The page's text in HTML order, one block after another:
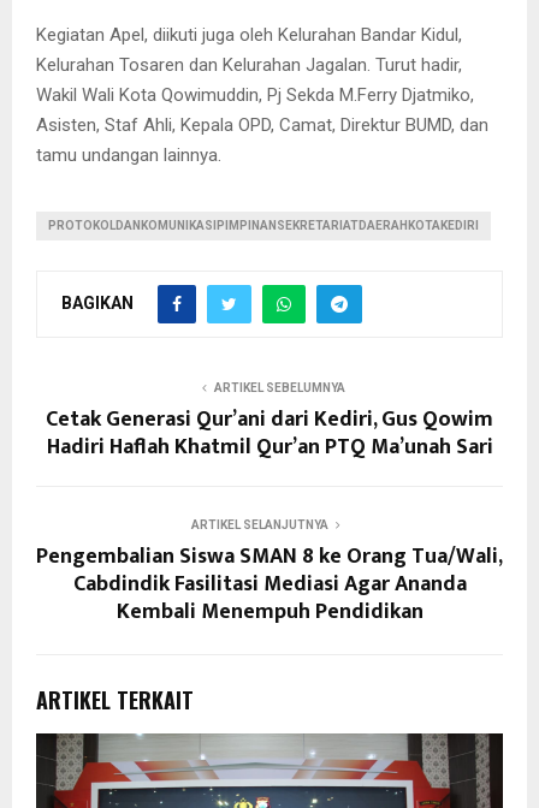
Kegiatan Apel, diikuti juga oleh Kelurahan Bandar Kidul,
Kelurahan Tosaren dan Kelurahan Jagalan. Turut hadir,
Wakil Wali Kota Qowimuddin, Pj Sekda M.Ferry Djatmiko,
Asisten, Staf Ahli, Kepala OPD, Camat, Direktur BUMD, dan
tamu undangan lainnya.
PROTOKOLDANKOMUNIKASIPIMPINANSEKRETARIATDAERAHKOTAKEDIRI
BAGIKAN
ARTIKEL SEBELUMNYA
Cetak Generasi Qur’ani dari Kediri, Gus Qowim
Hadiri Haflah Khatmil Qur’an PTQ Ma’unah Sari
ARTIKEL SELANJUTNYA
Pengembalian Siswa SMAN 8 ke Orang Tua/Wali,
Cabdindik Fasilitasi Mediasi Agar Ananda
Kembali Menempuh Pendidikan
ARTIKEL TERKAIT